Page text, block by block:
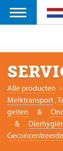
Alle producten ›
Melktransport ,
geiten
&
&